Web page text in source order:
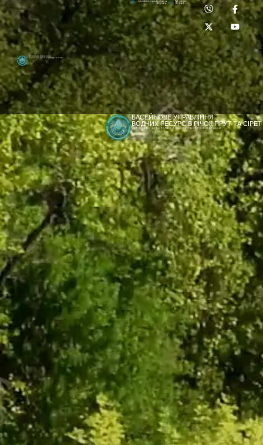
[newyear_garland]
Басейнове управління
водних ресурсів річок Прут та Сірет
Лабораторія:
(0372) 53-92-00
dpbuvr@dpbuvr.gov.uaПриймальня:
(0372) 51-14-56
БАСЕЙНОВЕ УПРАВЛІННЯ
ВОДНИХ РЕСУРСІВ РІЧОК ПРУТ ТА СІРЕТ
ДЕРЖАВНЕ АГЕНТСТВО ВОДНИХ РЕСУРСІВ УКРАЇНИ